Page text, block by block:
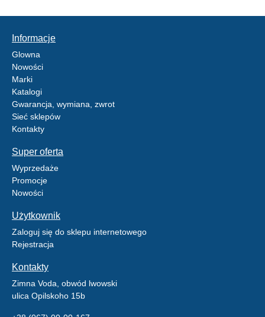
Informacje
Glowna
Nowości
Marki
Katalogi
Gwarancja, wymiana, zwrot
Sieć sklepów
Kontakty
Super oferta
Wyprzedaże
Promocje
Nowości
Użytkownik
Zaloguj się do sklepu internetowego
Rejestracja
Kontakty
Zimna Voda, obwód lwowski
ulica Opilskoho 15b